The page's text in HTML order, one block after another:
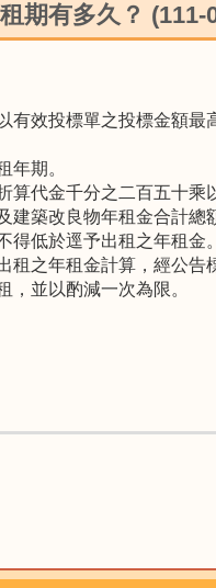
期有多久？ (111-
效投標單之投標金額最
年期。
算代金千分之二百五十乘
建築改良物年租金合計總
得低於逕予出租之年租金
租之年租金計算，經公告
並以酌減一次為限。